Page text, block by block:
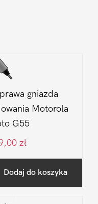
gniazda
Motorola
G55
zł
Dodaj do koszyka